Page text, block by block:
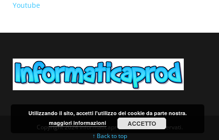
Youtube
Copyright 2024 Informaticaprod. Tutti i diritti riservati.
↑ Back to top
Utilizzando il sito, accetti l'utilizzo dei cookie da parte nostra.
maggiori informazioni
ACCETTO